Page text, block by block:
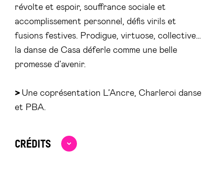
révolte et espoir, souffrance sociale et
accomplissement personnel, défis virils et
fusions festives. Prodigue, virtuose, collective…
la danse de Casa déferle comme une belle
promesse d’avenir.
> Une coprésentation L’Ancre, Charleroi danse
et PBA.
CRÉDITS